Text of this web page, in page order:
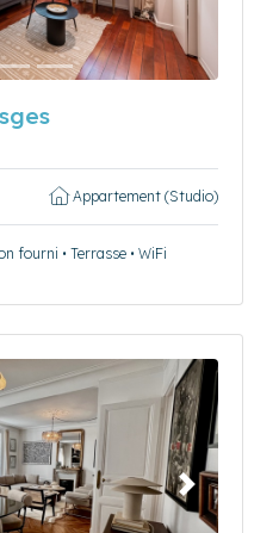
Appartement (Studio)
fourni • Terrasse • WiFi
Suivant